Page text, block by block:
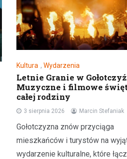
Kultura , Wydarzenia
Letnie Granie w
Muzyczne i filmowe
całej rodziny
3 sierpnia 2026 Marcin Stefaniak
Gołotczyzna znów przyciąga
mieszkańców i turystów na
wydarzenie kulturalne, które